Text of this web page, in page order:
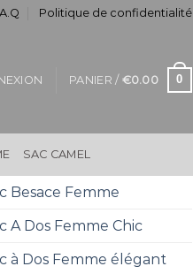
Politique de confidentialité
PANIER / €0.00 0
SAC CAMEL
Besace Femme
A Dos Femme Chic
à Dos Femme élégant